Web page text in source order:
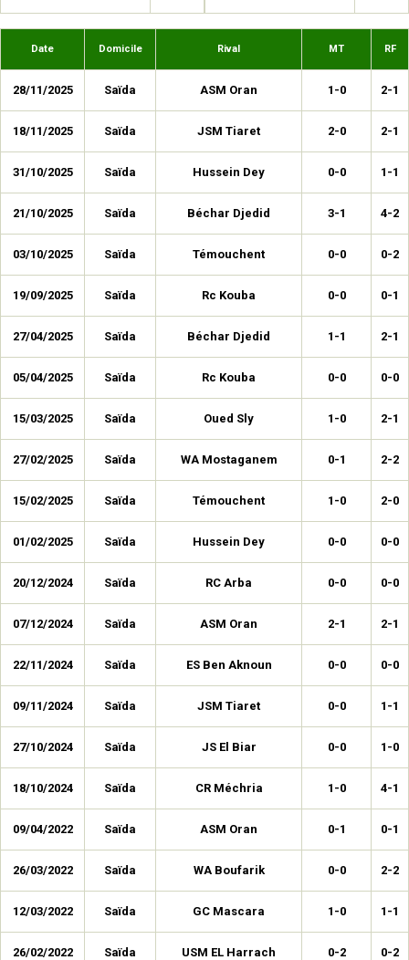
Date Domicile Rival MT RF
28/11/2025 Saïda ASM Oran 1-0 2-1
18/11/2025 Saïda JSM Tiaret 2-0 2-1
31/10/2025 Saïda Hussein Dey 0-0 1-1
21/10/2025 Saïda Béchar Djedid 3-1 4-2
03/10/2025 Saïda Témouchent 0-0 0-2
19/09/2025 Saïda Rc Kouba 0-0 0-1
27/04/2025 Saïda Béchar Djedid 1-1 2-1
05/04/2025 Saïda Rc Kouba 0-0 0-0
15/03/2025 Saïda Oued Sly 1-0 2-1
27/02/2025 Saïda WA Mostaganem 0-1 2-2
15/02/2025 Saïda Témouchent 1-0 2-0
01/02/2025 Saïda Hussein Dey 0-0 0-0
20/12/2024 Saïda RC Arba 0-0 0-0
07/12/2024 Saïda ASM Oran 2-1 2-1
22/11/2024 Saïda ES Ben Aknoun 0-0 0-0
09/11/2024 Saïda JSM Tiaret 0-0 1-1
27/10/2024 Saïda JS El Biar 0-0 1-0
18/10/2024 Saïda CR Méchria 1-0 4-1
09/04/2022 Saïda ASM Oran 0-1 0-1
26/03/2022 Saïda WA Boufarik 0-0 2-2
12/03/2022 Saïda GC Mascara 1-0 1-1
26/02/2022 Saïda USM EL Harrach 0-2 0-2